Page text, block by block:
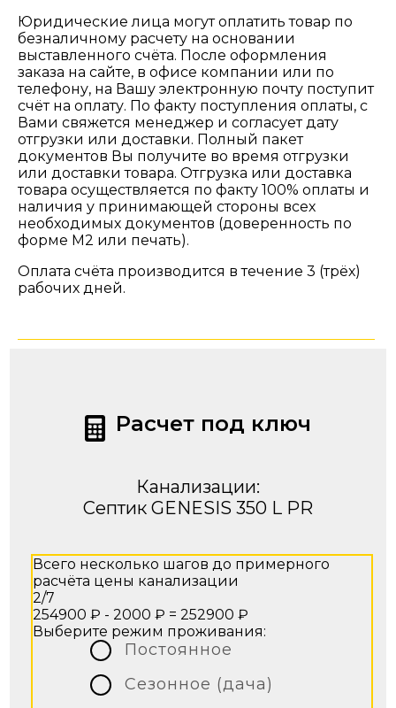
Юридические лица могут оплатить товар по
безналичному расчету на основании
выставленного счёта. После оформления
заказа на сайте, в офисе компании или по
телефону, на Вашу электронную почту поступит
счёт на оплату. По факту поступления оплаты, с
Вами свяжется менеджер и согласует дату
отгрузки или доставки. Полный пакет
документов Вы получите во время отгрузки
или доставки товара. Отгрузка или доставка
товара осуществляется по факту 100% оплаты и
наличия у принимающей стороны всех
необходимых документов (доверенность по
форме М2 или печать).
Оплата счёта производится в течение 3 (трёх)
рабочих дней.
Расчет под ключ
Канализации:
Септик GENESIS 350 L PR
Всего несколько шагов до примерного
расчёта цены канализации
2/7
254900 ₽ - 2000 ₽ = 252900 ₽
Выберите режим проживания:
Постоянное
Сезонное (дача)